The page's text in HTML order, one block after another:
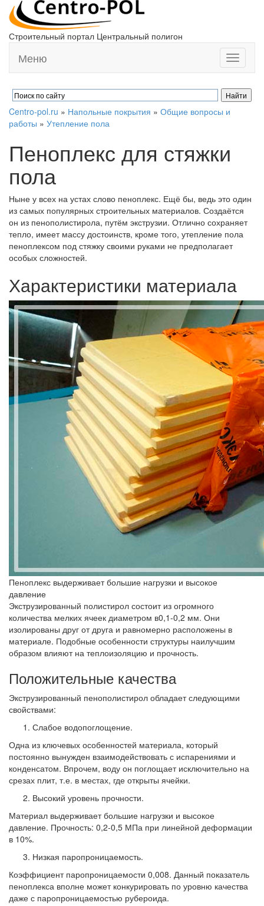
Строительный портал Центральный полигон
Toggle
Меню
Centro-pol.ru » Напольные покрытия » Общие вопросы и
работы » Утепление пола
Пеноплекс для стяжки
пола
Ныне у всех на устах слово пеноплекс. Ещё бы, ведь это один
из самых популярных строительных материалов. Создаётся
он из пенополистирола, путём экструзии. Отлично сохраняет
тепло, имеет массу достоинств, кроме того, утепление пола
пеноплексом под стяжку своими руками не предполагает
особых сложностей.
Характеристики материала
Пеноплекс выдерживает большие нагрузки и высокое
давление
Экструзированный полистирол состоит из огромного
количества мелких ячеек диаметром в0,1-0,2 мм. Они
изолированы друг от друга и равномерно расположены в
материале. Подобные особенности структуры наилучшим
образом влияют на теплоизоляцию и прочность.
Положительные качества
Экструзированный пенополистирол обладает следующими
свойствами:
Слабое водопоглощение.
Одна из ключевых особенностей материала, который
постоянно вынужден взаимодействовать с испарениями и
конденсатом. Впрочем, воду он поглощает исключительно на
срезах плит, т.е. в местах, где открыты ячейки.
Высокий уровень прочности.
Материал выдерживает большие нагрузки и высокое
давление. Прочность: 0,2-0,5 МПа при линейной деформации
в 10%.
Низкая паропроницаемость.
Коэффициент паропроницаемости 0,008. Данный показатель
пеноплекса вполне может конкурировать по уровню качества
даже с паропроницаемостью рубероида.